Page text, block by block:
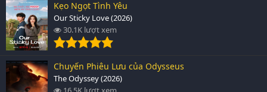
Kẹo Ngọt Tình Yêu
Our Sticky Love (2026)
30.1K lượt xem
Chuyến Phiêu Lưu của Odysseus
The Odyssey (2026)